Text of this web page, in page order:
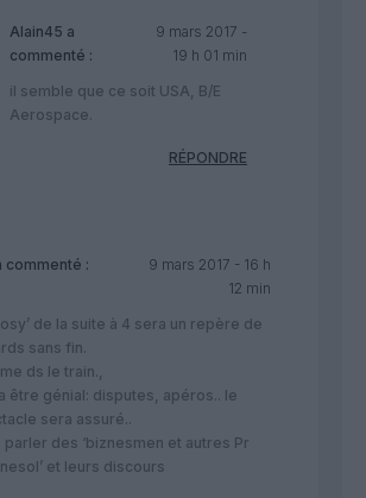
Alain45 a
commenté :
9 mars 2017 -
19 h 01 min
il semble que ce soit USA, B/E
Aerospace.
RÉPONDRE
commenté :
9 mars 2017 - 16 h
12 min
de la suite à 4 sera un repère de
sans fin.
ds le train.,
être génial: disputes, apéros.. le
sera assuré..
parler des ‘biznesmen et autres Pr
et leurs discours